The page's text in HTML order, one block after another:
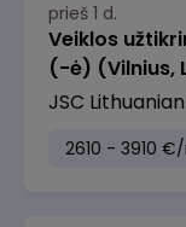
prieš 1 d.
Veiklos
(-ė) (Vilnius,
JSC
2610 - 3910